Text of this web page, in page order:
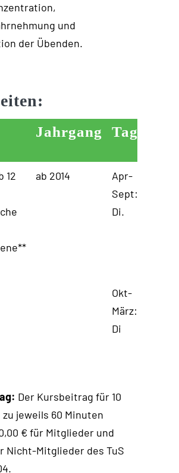
und
der Übenden.
Jahrgang Tag
12
ab 2014
Apr-
Sept:
Di.
Okt-
März:
Di
Der Kursbeitrag für 10
jeweils 60 Minuten
€ für Mitglieder und
Nicht-Mitglieder des TuS